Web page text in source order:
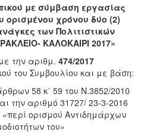
με σύμβαση εργασίας
ορισμένου χρόνου δύο (2)
των Πολιτιστικών
ΚΑΛΟΚΑΙΡΙ 2017»
την αριθμ. 474/2017
του Συμβουλίου και με βάση:
58 κ΄ 59 του Ν.3852/2010
την αριθμό 31727/ 23-3-2016
ορισμού Αντιδημάρχων
του»